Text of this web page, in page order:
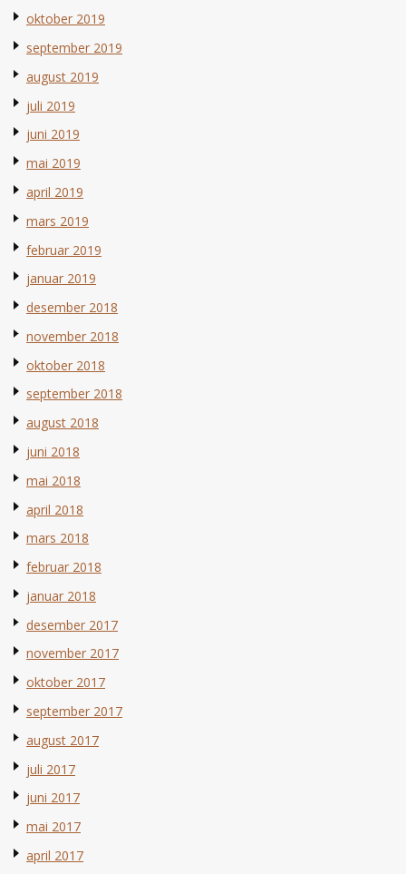
oktober 2019
september 2019
august 2019
juli 2019
juni 2019
mai 2019
april 2019
mars 2019
februar 2019
januar 2019
desember 2018
november 2018
oktober 2018
september 2018
august 2018
juni 2018
mai 2018
april 2018
mars 2018
februar 2018
januar 2018
desember 2017
november 2017
oktober 2017
september 2017
august 2017
juli 2017
juni 2017
mai 2017
april 2017